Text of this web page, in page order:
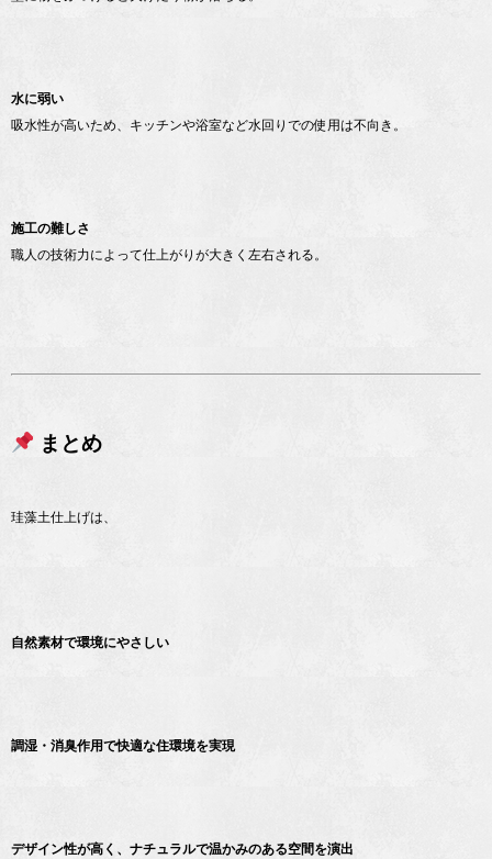
水に弱い
吸水性が高いため、キッチンや浴室など水回りでの使用は不向き。
施工の難しさ
職人の技術力によって仕上がりが大きく左右される。
まとめ
珪藻土仕上げは、
自然素材で環境にやさしい
調湿・消臭作用で快適な住環境を実現
デザイン性が高く、ナチュラルで温かみのある空間を演出